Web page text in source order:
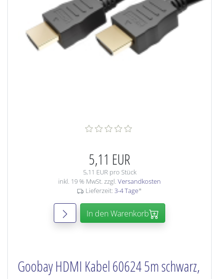
5,11 EUR
5,11 EUR pro Stück
inkl. 19 % MwSt. zzgl. Versandkosten
Lieferzeit: 3-4 Tage*
In den Warenkorb
Goobay HDMI Kabel 60624 5m schwarz,